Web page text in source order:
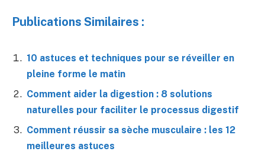
Publications Similaires :
10 astuces et techniques pour se réveiller en
pleine forme le matin
Comment aider la digestion : 8 solutions
naturelles pour faciliter le processus digestif
Comment réussir sa sèche musculaire : les 12
meilleures astuces